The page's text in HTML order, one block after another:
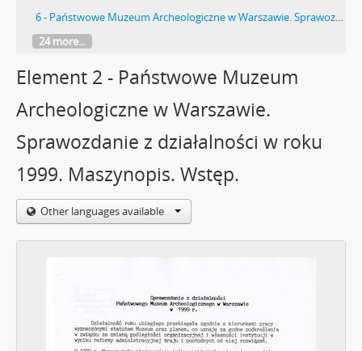
6 - Państwowe Muzeum Archeologiczne w Warszawie. Sprawozdanie z działalności w roku 1999. Maszynopis. Działalność edukacyjno wystawiennicza.
24 more...
Element 2 - Państwowe Muzeum
Archeologiczne w Warszawie.
Sprawozdanie z działalności w roku
1999. Maszynopis. Wstęp.
Other languages available